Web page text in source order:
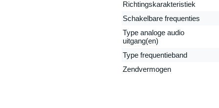
Richtingskarakteristiek
Schakelbare frequenties
Type analoge audio
uitgang(en)
Type frequentieband
Zendvermogen